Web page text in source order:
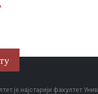
је најстарији факултет